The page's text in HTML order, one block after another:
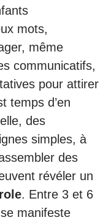
mots,
même
communicatifs,
pour attirer
temps d’en
des
simples, à
des
révéler un
. Entre 3 et 6
se manifeste